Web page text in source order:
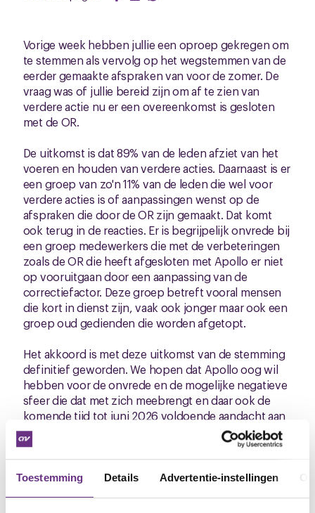
Toestemming Details Advertentie-instellingen
Vorige week hebben jullie een oproep gekregen om
te stemmen als vervolg op het wegstemmen van de
eerder gemaakte afspraken van voor de zomer. De
vraag was of jullie bereid zijn om af te zien van
verdere actie nu er een overeenkomst is gesloten
met de OR.
De uitkomst is dat 89% van de leden afziet van het
voeren en houden van verdere acties. Daarnaast is er
een groep van zo'n 11% van de leden die wel voor
verdere acties is of aanpassingen wenst op de
afspraken die door de OR zijn gemaakt. Dat komt
ook terug in de reacties. Er is begrijpelijk onvrede bij
een groep medewerkers die met de verbeteringen
zoals de OR die heeft afgesloten met Apollo er niet
op vooruitgaan door een aanpassing van de
correctiefactor. Deze groep betreft vooral mensen
die kort in dienst zijn, vaak ook jonger maar ook een
groep oud gedienden die worden afgetopt.
Het akkoord is met deze uitkomst van de stemming
definitief geworden. We hopen dat Apollo oog wil
hebben voor de onvrede en de mogelijke negatieve
sfeer die dat met zich meebrengt en daar ook de
komende tijd tot juni 2026 voldoende aandacht aan
willen besteden.
De komende periode zullen we als CNV ook nog
regelmatig bij Apollo aanwezig zijn om iedereen